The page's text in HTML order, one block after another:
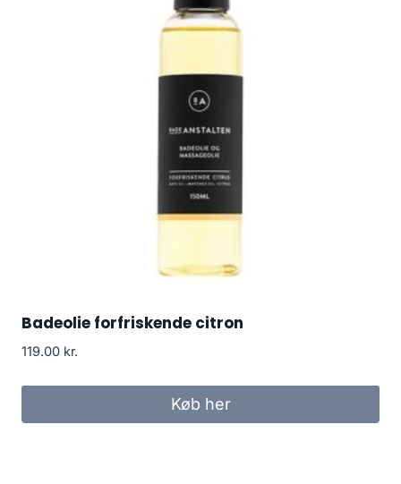
Badeolie forfriskende citron
119.00 kr.
Køb her